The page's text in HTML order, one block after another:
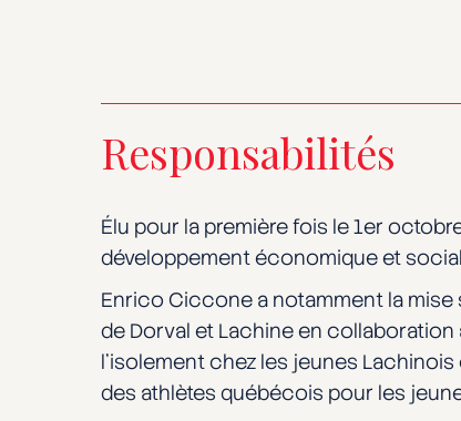
Responsabilités
Élu pour la première fois le 1er
développement économique et
Enrico Ciccone a notamment la
de Dorval et Lachine en
l’isolement chez les jeunes
des athlètes québécois pour les